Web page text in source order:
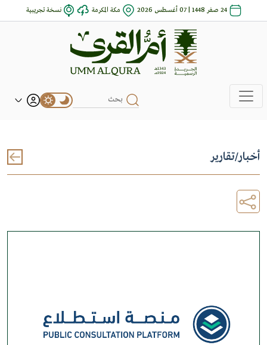
24 صفر 1448 | 07 أغسطس 2026 مكة المكرمة نسخة تجريبية
أخبار/تقارير